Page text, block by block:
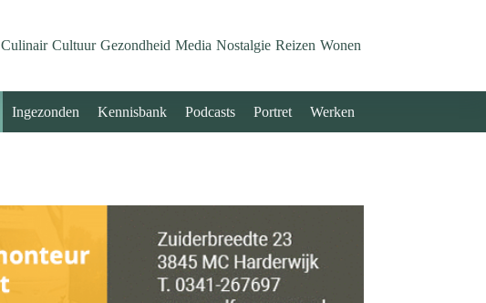
Culinair Cultuur Gezondheid Media Nostalgie Reizen Wonen
Ingezonden Kennisbank Podcasts Portret Werken